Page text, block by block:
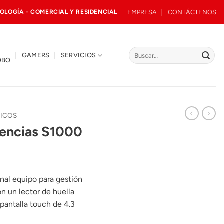
- COMERCIAL Y RESIDENCIAL EMPRESA CONTÁCTENOS
GAMERS SERVICIOS
Buscar
por:
S1000
equipo para gestión
un lector de huella
touch de 4.3